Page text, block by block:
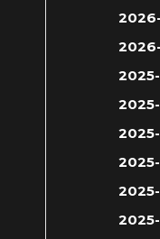
2026-
2026-
2025-
2025-
2025-
2025-
2025-
2025-